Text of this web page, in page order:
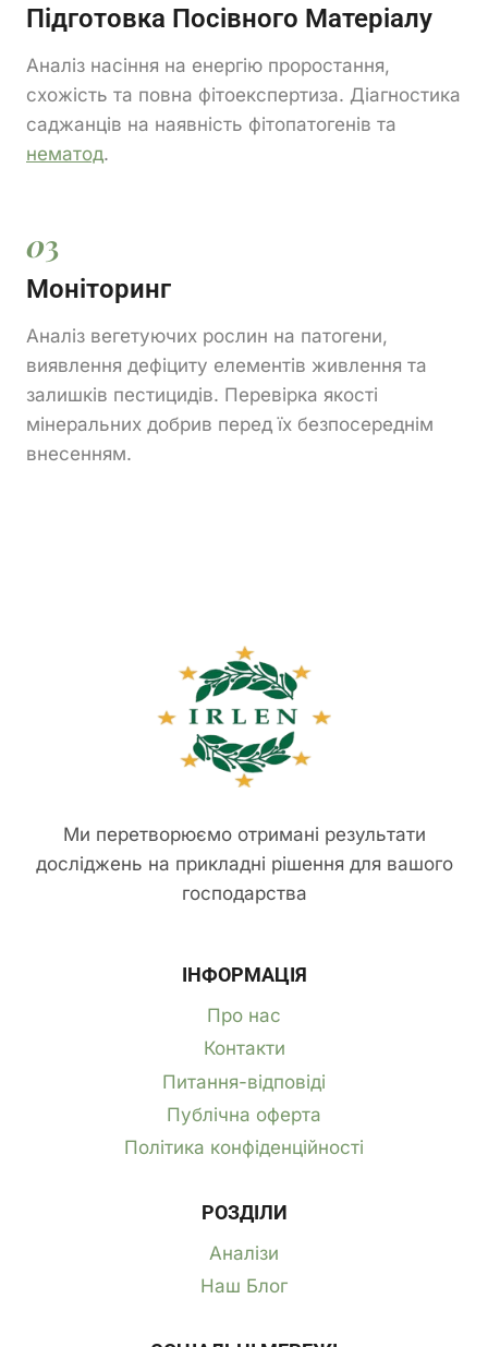
Підготовка Посівного Матеріалу
Аналіз насіння на енергію проростання,
схожість та повна фітоекспертиза. Діагностика
саджанців на наявність фітопатогенів та
нематод.
03
Моніторинг
Аналіз вегетуючих рослин на патогени,
виявлення дефіциту елементів живлення та
залишків пестицидів. Перевірка якості
мінеральних добрив перед їх безпосереднім
внесенням.
Ми перетворюємо отримані результати
досліджень на прикладні рішення для вашого
господарства
ІНФОРМАЦІЯ
Про нас
Контакти
Питання-відповіді
Публічна оферта
Політика конфіденційності
РОЗДІЛИ
Аналізи
Наш Блог